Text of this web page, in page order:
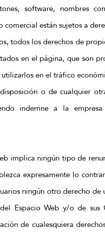
software, nombres
están sujetos a
todos los derechos de
en el página, que son
en el tráfico
o de cualquier
indemne a la
implica ningún tipo de
expresamente lo
ningún otro derecho
Espacio Web y/o de
de cualesquiera